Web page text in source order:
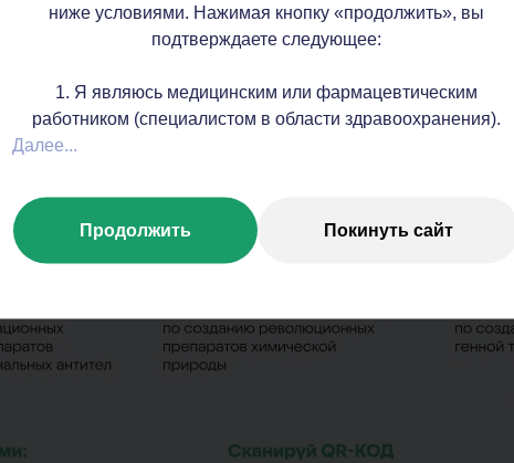
ниже условиями. Нажимая кнопку «продолжить», вы
подтверждаете следующее:
1. Я являюсь медицинским или фармацевтическим
работником (специалистом в области здравоохранения).
Далее...
Продолжить Покинуть сайт